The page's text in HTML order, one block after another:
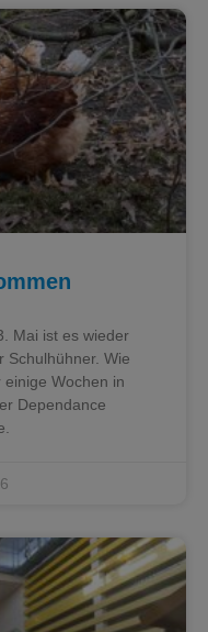
Mai ist es wieder
Schulhühner. Wie
Wochen in
Dependance